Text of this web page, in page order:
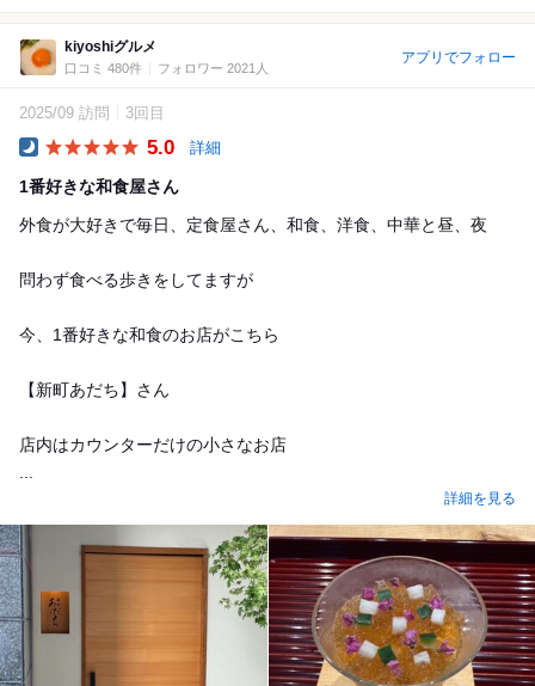
kiyoshiグルメ
口コミ 480件 フォロワー 2021人
アプリでフォロー
2025/09 訪問 3回目
5.0 詳細
1番好きな和食屋さん
外食が大好きで毎日、定食屋さん、和食、洋食、中華と昼、夜
問わず食べる歩きをしてますが
今、1番好きな和食のお店がこちら
【新町あだち】さん
店内はカウンターだけの小さなお店
...
詳細を見る